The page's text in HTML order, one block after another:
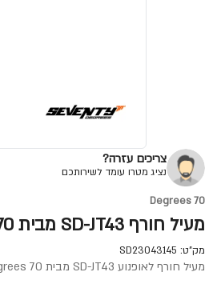
צריכים עזרה?
נציג מטרו עומד לשירותכם
70 Degrees
מעיל חורף SD-JT43 מבית 70 Degrees
מק"ט: SD23043145
מעיל חורף לאופנוע SD-JT43 מבית 70 Degrees.